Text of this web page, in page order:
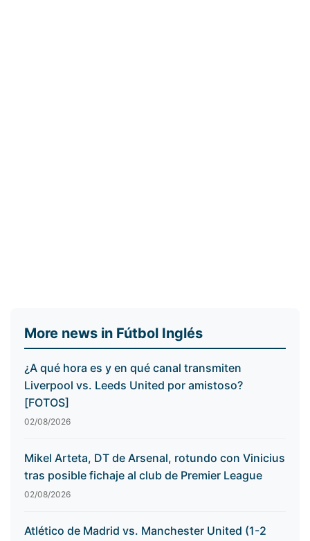
More news in Fútbol Inglés
¿A qué hora es y en qué canal transmiten
Liverpool vs. Leeds United por amistoso?
[FOTOS]
02/08/2026
Mikel Arteta, DT de Arsenal, rotundo con Vinicius
tras posible fichaje al club de Premier League
02/08/2026
Atlético de Madrid vs. Manchester United (1-2